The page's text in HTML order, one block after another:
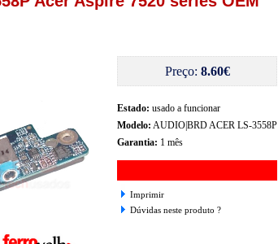
Preço: 8.60€
Estado: usado a funcionar
Modelo: AUDIO|BRD ACER LS-3558P
Garantia: 1 mês
Imprimir
Dúvidas neste produto ?